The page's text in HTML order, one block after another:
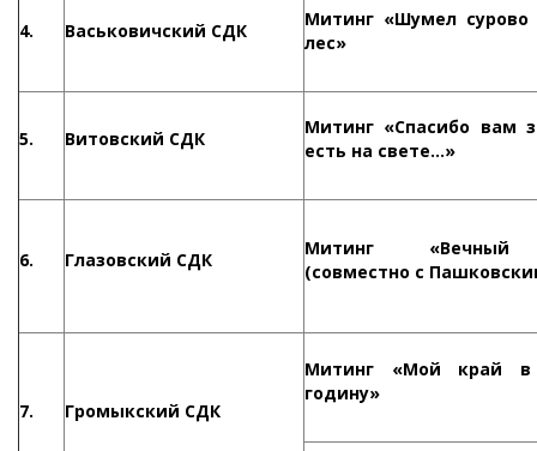
4. Васьковичский СДК
Митинг «Шумел сурово
лес»
5. Витовский СДК
Митинг «Спасибо вам
есть на свете…»
6. Глазовский СДК
Митинг «Вечный
(совместно с
7. Громыкский СДК
Митинг «Мой край в
годину»